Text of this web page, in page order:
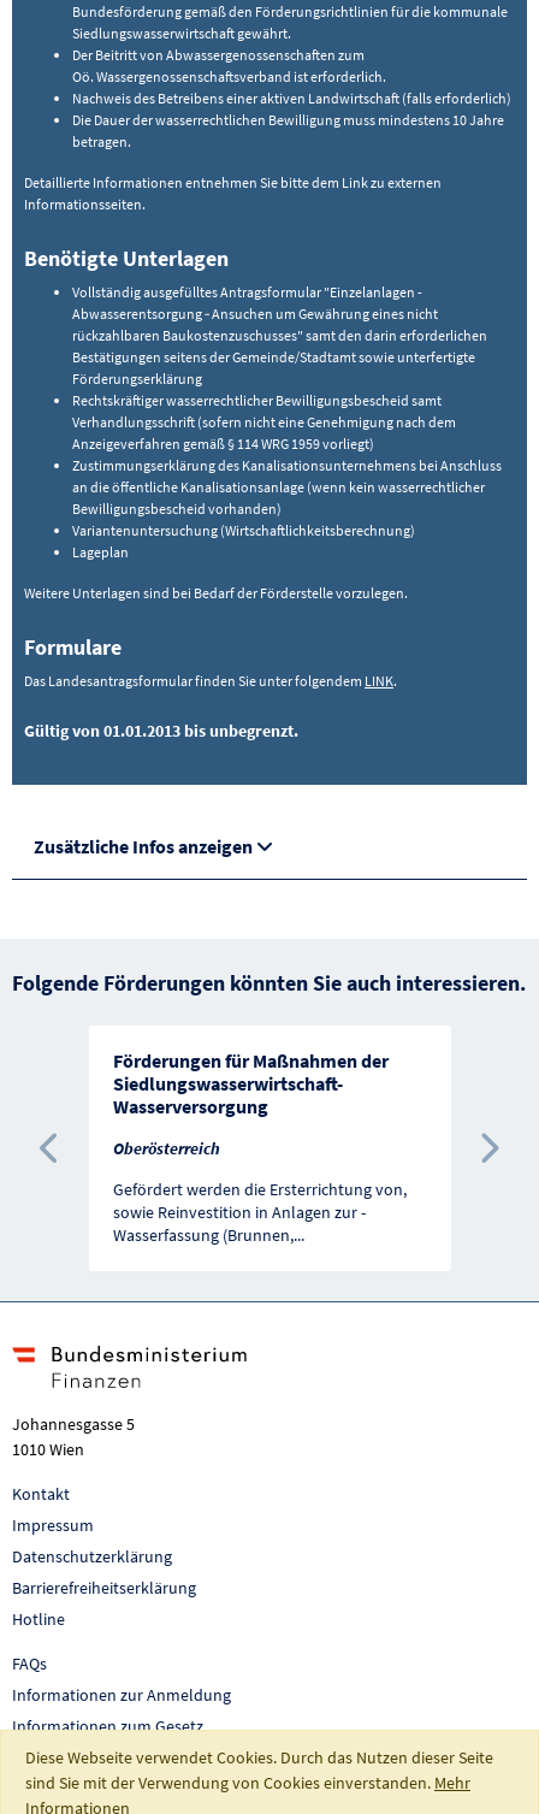
Bundesförderung gemäß den Förderungsrichtlinien für die kommunale
Siedlungswasserwirtschaft gewährt.
Der Beitritt von Abwassergenossenschaften zum
Oö. Wassergenossenschaftsverband ist erforderlich.
Nachweis des Betreibens einer aktiven Landwirtschaft (falls erforderlich)
Die Dauer der wasserrechtlichen Bewilligung muss mindestens 10 Jahre
betragen.
Detaillierte Informationen entnehmen Sie bitte dem Link zu externen
Informationsseiten.
Benötigte Unterlagen
Vollständig ausgefülltes Antragsformular "Einzelanlagen -
Abwasserentsorgung ‑ Ansuchen um Gewährung eines nicht
rückzahlbaren Baukostenzuschusses" samt den darin erforderlichen
Bestätigungen seitens der Gemeinde/Stadtamt sowie unterfertigte
Förderungserklärung
Rechtskräftiger wasserrechtlicher Bewilligungsbescheid samt
Verhandlungsschrift (sofern nicht eine Genehmigung nach dem
Anzeigeverfahren gemäß § 114 WRG 1959 vorliegt)
Zustimmungserklärung des Kanalisationsunternehmens bei Anschluss
an die öffentliche Kanalisationsanlage (wenn kein wasserrechtlicher
Bewilligungsbescheid vorhanden)
Variantenuntersuchung (Wirtschaftlichkeitsberechnung)
Lageplan
Weitere Unterlagen sind bei Bedarf der Förderstelle vorzulegen.
Formulare
Das Landesantragsformular finden Sie unter folgendem LINK.
Gültig von 01.01.2013 bis unbegrenzt.
Zusätzliche Infos anzeigen
Folgende Förderungen könnten Sie auch interessieren.
Förderungen für Maßnahmen der
Siedlungswasserwirtschaft-
Wasserversorgung
Oberösterreich
Gefördert werden die Ersterrichtung von,
sowie Reinvestition in Anlagen zur -
Wasserfassung (Brunnen,...
Vorherige Förderung
Johannesgasse 5
1010 Wien
Kontakt
Impressum
Datenschutzerklärung
Barrierefreiheitserklärung
Hotline
FAQs
Informationen zur Anmeldung
Informationen zum Gesetz
Auswertungen und Berichte
So fördert Österreich
Diese Webseite verwendet Cookies. Durch das Nutzen dieser Seite
sind Sie mit der Verwendung von Cookies einverstanden. Mehr
Informationen